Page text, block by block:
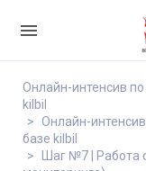

Онлайн-интенсив
kilbil
Онлайн-
базе kilbil
Шаг №7 | Работа